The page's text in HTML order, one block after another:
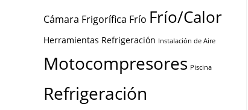
Cámara Frigorífica Frío Frío/Calor
Herramientas Refrigeración Instalación de Aire
Motocompresores Piscina
Refrigeración